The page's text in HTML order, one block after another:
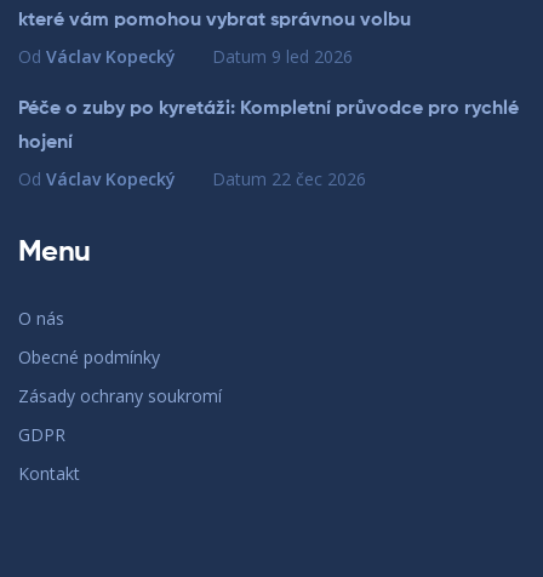
které vám pomohou vybrat správnou volbu
Od Václav Kopecký Datum 9 led 2026
Péče o zuby po kyretáži: Kompletní průvodce pro rychlé
hojení
Od Václav Kopecký Datum 22 čec 2026
Menu
O nás
Obecné podmínky
Zásady ochrany soukromí
GDPR
Kontakt